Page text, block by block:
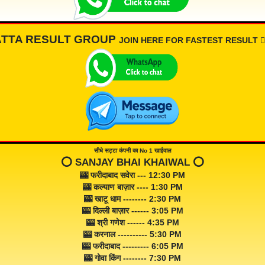
RESULT GROUP JOIN HERE FOR FASTEST RESULT
सीधे सट्टा कंपनी का No 1 खाईवाल
⭕️ SANJAY BHAI KHAIWAL ⭕️
🎰 फरीदाबाद सवेरा --- 12:30 PM
🎰 कल्याण बाज़ार ---- 1:30 PM
🎰 खाटू धाम -------- 2:30 PM
🎰 दिल्ली बाज़ार ------ 3:05 PM
🎰 श्री गणेश ------ 4:35 PM
🎰 करनाल ---------- 5:30 PM
🎰 फरीदाबाद --------- 6:05 PM
🎰 गोवा किंग -------- 7:30 PM